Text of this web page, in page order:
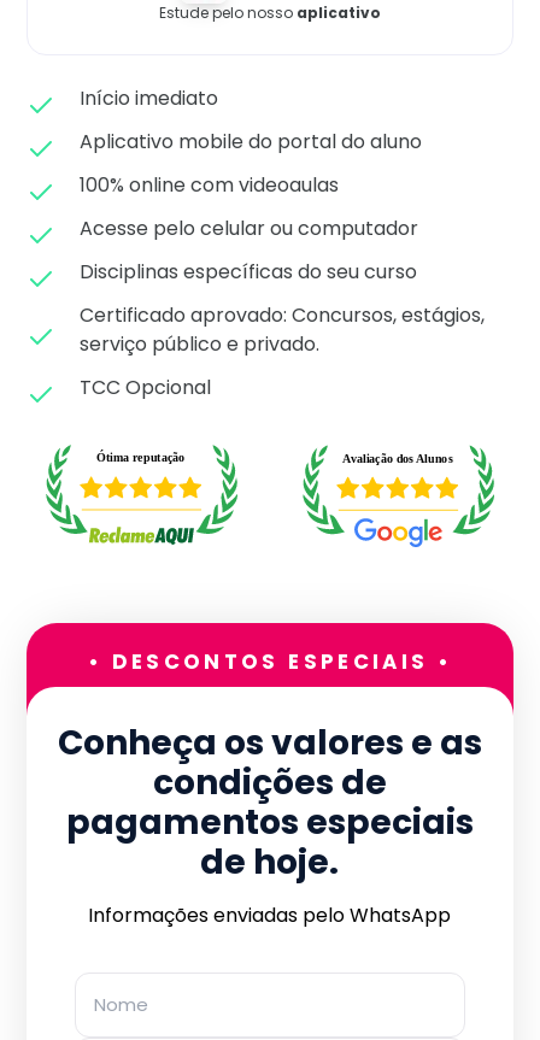
Estude pelo nosso aplicativo
Início imediato
Aplicativo mobile do portal do aluno
100% online com videoaulas
Acesse pelo celular ou computador
Disciplinas específicas do seu curso
Certificado aprovado: Concursos, estágios,
serviço público e privado.
TCC Opcional
• DESCONTOS ESPECIAIS •
Conheça os valores e as
condições de
pagamentos especiais
de hoje.
Informações enviadas pelo WhatsApp